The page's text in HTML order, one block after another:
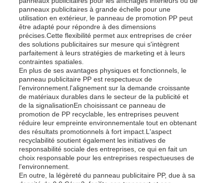
Produits
A propos de nous
Visite d'usine
Contrôle de la qualité
Contact
panneaux publicitaires à grande échelle pour une
utilisation en extérieur, le panneau de promotion PP peut
être adapté pour répondre à des dimensions
précises.Cette flexibilité permet aux entreprises de créer
des solutions publicitaires sur mesure qui s'intègrent
parfaitement à leurs stratégies de marketing et à leurs
contraintes spatiales.
En plus de ses avantages physiques et fonctionnels, le
panneau publicitaire PP est respectueux de
l'environnement.l'alignement sur la demande croissante
de matériaux durables dans le secteur de la publicité et
de la signalisationEn choisissant ce panneau de
promotion de PP recyclable, les entreprises peuvent
réduire leur empreinte environnementale tout en obtenant
des résultats promotionnels à fort impact.L'aspect
recyclabilité soutient également les initiatives de
responsabilité sociale des entreprises, ce qui en fait un
choix responsable pour les entreprises respectueuses de
l'environnement.
En outre, la légèreté du panneau publicitaire PP, due à sa